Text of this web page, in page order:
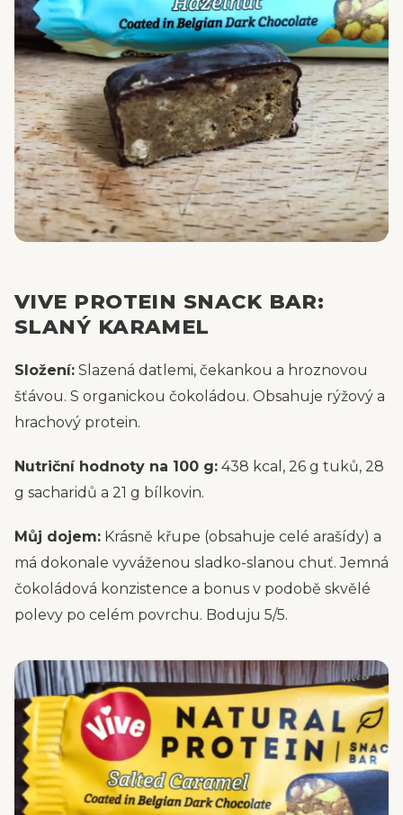
VIVE PROTEIN SNACK BAR:
SLANÝ KARAMEL
Složení: Slazená datlemi, čekankou a hroznovou
šťávou. S organickou čokoládou. Obsahuje rýžový a
hrachový protein.
Nutriční hodnoty na 100 g: 438 kcal, 26 g tuků, 28
g sacharidů a 21 g bílkovin.
Můj dojem: Krásně křupe (obsahuje celé arašídy) a
má dokonale vyváženou sladko-slanou chuť. Jemná
čokoládová konzistence a bonus v podobě skvělé
polevy po celém povrchu. Boduju 5/5.